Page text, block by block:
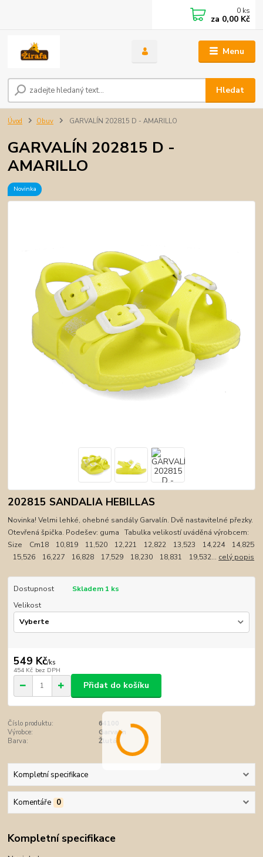
Menu
Hledat
0 ks
za 0,00 Kč
Úvod Obuv GARVALÍN 202815 D - AMARILLO
GARVALÍN 202815 D -
AMARILLO
Novinka
202815 SANDALIA HEBILLAS
Novinka! Velmi lehké, ohebné sandály Garvalín. Dvě nastavitelné přezky.
Otevřená špička. Podešev: guma Tabulka velikostí uváděná výrobcem:
Size Cm18 10,819 11,520 12,221 12,822 13,523 14,224 14,825
15,526 16,227 16,828 17,529 18,230 18,831 19,532... celý popis
Dostupnost
Skladem 1 ks
Velikost
549 Kč/ks
454 Kč bez DPH
Přidat do košíku
Číslo produktu:
64100
Výrobce:
Garvalín
Barva:
Žlutá
Kompletní specifikace
Komentáře 0
Kompletní specifikace